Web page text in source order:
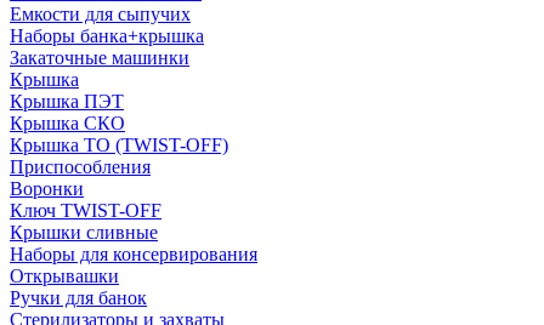
Емкости для сыпучих
Наборы банка+крышка
Закаточные машинки
Крышка
Крышка ПЭТ
Крышка СКО
Крышка ТО (TWIST-OFF)
Приспособления
Воронки
Ключ TWIST-OFF
Крышки сливные
Наборы для консервирования
Открывашки
Ручки для банок
Стерилизаторы и захваты